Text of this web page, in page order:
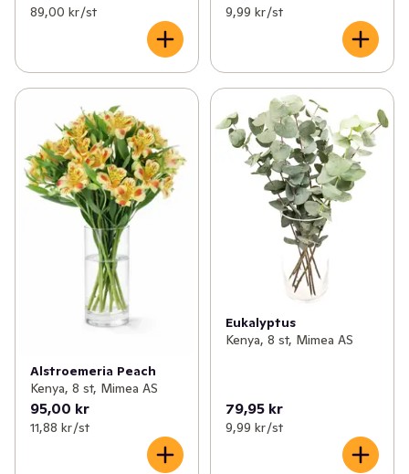
89,00 kr /st 9,99 kr /st
Alstroemeria Peach
Kenya, 8 st, Mimea AS
95,00 kr
11,88 kr /st
Eukalyptus
Kenya, 8 st, Mimea AS
79,95 kr
9,99 kr /st